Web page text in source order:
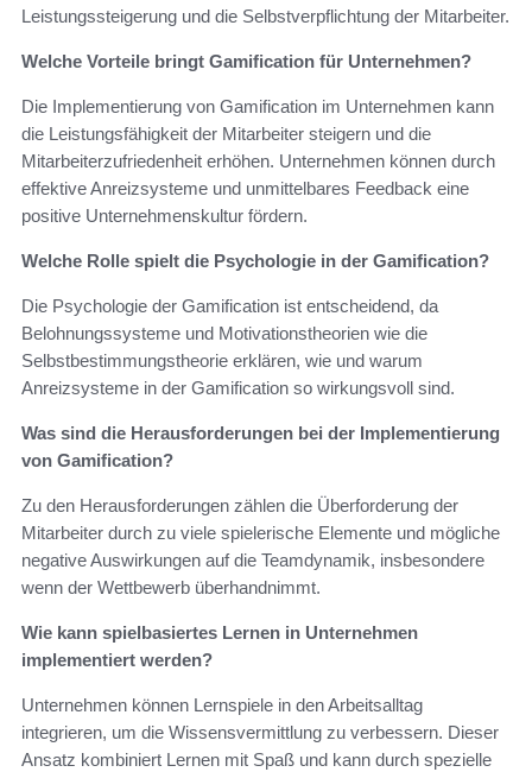
Leistungssteigerung und die Selbstverpflichtung der Mitarbeiter.
Welche Vorteile bringt Gamification für Unternehmen?
Die Implementierung von Gamification im Unternehmen kann
die Leistungsfähigkeit der Mitarbeiter steigern und die
Mitarbeiterzufriedenheit erhöhen. Unternehmen können durch
effektive Anreizsysteme und unmittelbares Feedback eine
positive Unternehmenskultur fördern.
Welche Rolle spielt die Psychologie in der Gamification?
Die Psychologie der Gamification ist entscheidend, da
Belohnungssysteme und Motivationstheorien wie die
Selbstbestimmungstheorie erklären, wie und warum
Anreizsysteme in der Gamification so wirkungsvoll sind.
Was sind die Herausforderungen bei der Implementierung
von Gamification?
Zu den Herausforderungen zählen die Überforderung der
Mitarbeiter durch zu viele spielerische Elemente und mögliche
negative Auswirkungen auf die Teamdynamik, insbesondere
wenn der Wettbewerb überhandnimmt.
Wie kann spielbasiertes Lernen in Unternehmen
implementiert werden?
Unternehmen können Lernspiele in den Arbeitsalltag
integrieren, um die Wissensvermittlung zu verbessern. Dieser
Ansatz kombiniert Lernen mit Spaß und kann durch spezielle